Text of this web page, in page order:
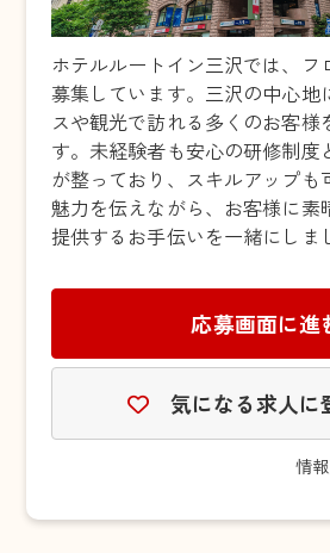
ホテルルートイン三沢では、フ
募集しています。三沢の中心地
スや観光で訪れる多くのお客様
す。未経験者も安心の研修制度
が整っており、スキルアップも
魅力を伝えながら、お客様に素
提供するお手伝いを一緒にしま
応募画面に進
気になる求人に
情